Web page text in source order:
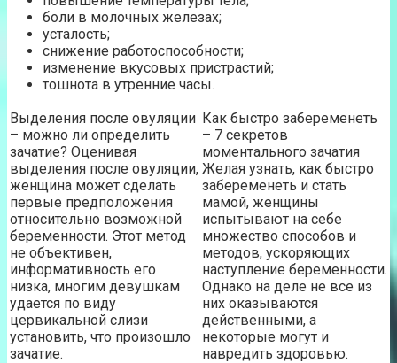
боли в молочных железах;
усталость;
снижение работоспособности;
изменение вкусовых пристрастий;
тошнота в утренние часы.
Выделения после овуляции
– можно ли определить
зачатие? Оценивая
выделения после овуляции,
женщина может сделать
первые предположения
относительно возможной
беременности. Этот метод
не объективен,
информативность его
низка, многим девушкам
удается по виду
цервикальной слизи
установить, что произошло
зачатие.
Как быстро забеременеть
– 7 секретов
моментального зачатия
Желая узнать, как быстро
забеременеть и стать
мамой, женщины
испытывают на себе
множество способов и
методов, ускоряющих
наступление беременности.
Однако на деле не все из
них оказываются
действенными, а
некоторые могут и
навредить здоровью.